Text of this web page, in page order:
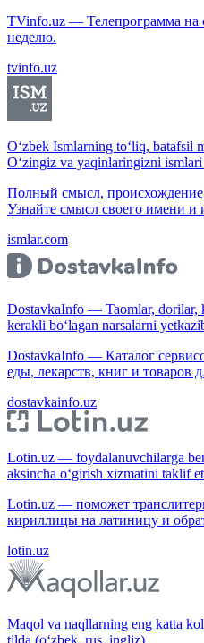
TVinfo.uz — Телепрограмма на
неделю.
tvinfo.uz
O‘zbek Ismlarning to‘liq, batafsil
O‘zingiz va yaqinlaringizni
Полный смысл,
Узнайте смысл своего имени и
ismlar.com
DostavkaInfo — Taomlar, dorilar,
kerakli bo‘lagan narsalarni
DostavkaInfo — Каталог
еды, лекарств, книг и товаров
dostavkainfo.uz
Lotin.uz — foydalanuvchilarga
aksincha o‘girish xizmatini taklif
Lotin.uz — поможет
кириллицы на латиницу и
lotin.uz
Maqol va naqllarning eng katta
tilda (o‘zbek, rus, ingliz).